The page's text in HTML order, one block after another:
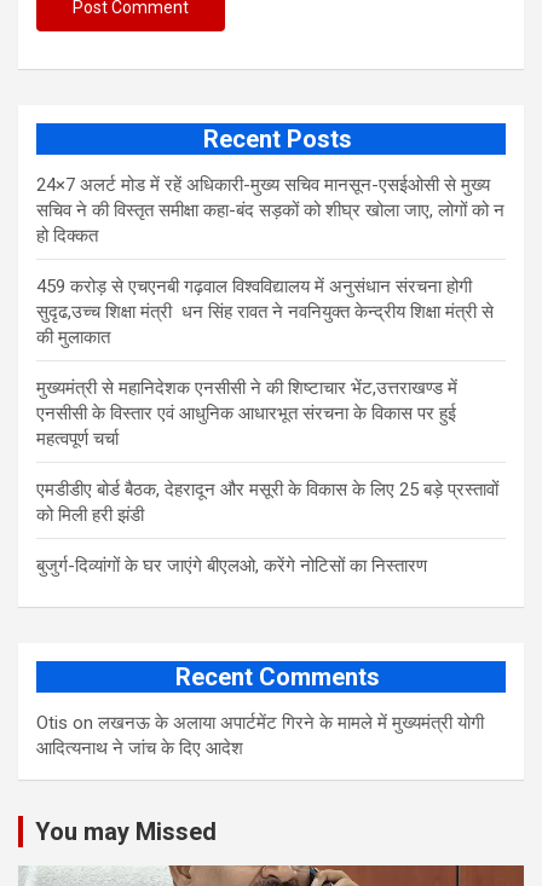
Recent Posts
24×7 अलर्ट मोड में रहें अधिकारी-मुख्य सचिव मानसून-एसईओसी से मुख्य
सचिव ने की विस्तृत समीक्षा कहा-बंद सड़कों को शीघ्र खोला जाए, लोगों को न
हो दिक्कत
459 करोड़ से एचएनबी गढ़वाल विश्वविद्यालय में अनुसंधान संरचना होगी
सुदृढ,उच्च शिक्षा मंत्री धन सिंह रावत ने नवनियुक्त केन्द्रीय शिक्षा मंत्री से
की मुलाकात
मुख्यमंत्री से महानिदेशक एनसीसी ने की शिष्टाचार भेंट,उत्तराखण्ड में
एनसीसी के विस्तार एवं आधुनिक आधारभूत संरचना के विकास पर हुई
महत्वपूर्ण चर्चा
एमडीडीए बोर्ड बैठक, देहरादून और मसूरी के विकास के लिए 25 बड़े प्रस्तावों
को मिली हरी झंडी
बुजुर्ग-दिव्यांगों के घर जाएंगे बीएलओ, करेंगे नोटिसों का निस्तारण
Recent Comments
Otis onलखनऊ के अलाया अपार्टमेंट गिरने के मामले में मुख्‍यमंत्री योगी
आद‍ित्‍यनाथ ने जांच के द‍िए आदेश
You may Missed